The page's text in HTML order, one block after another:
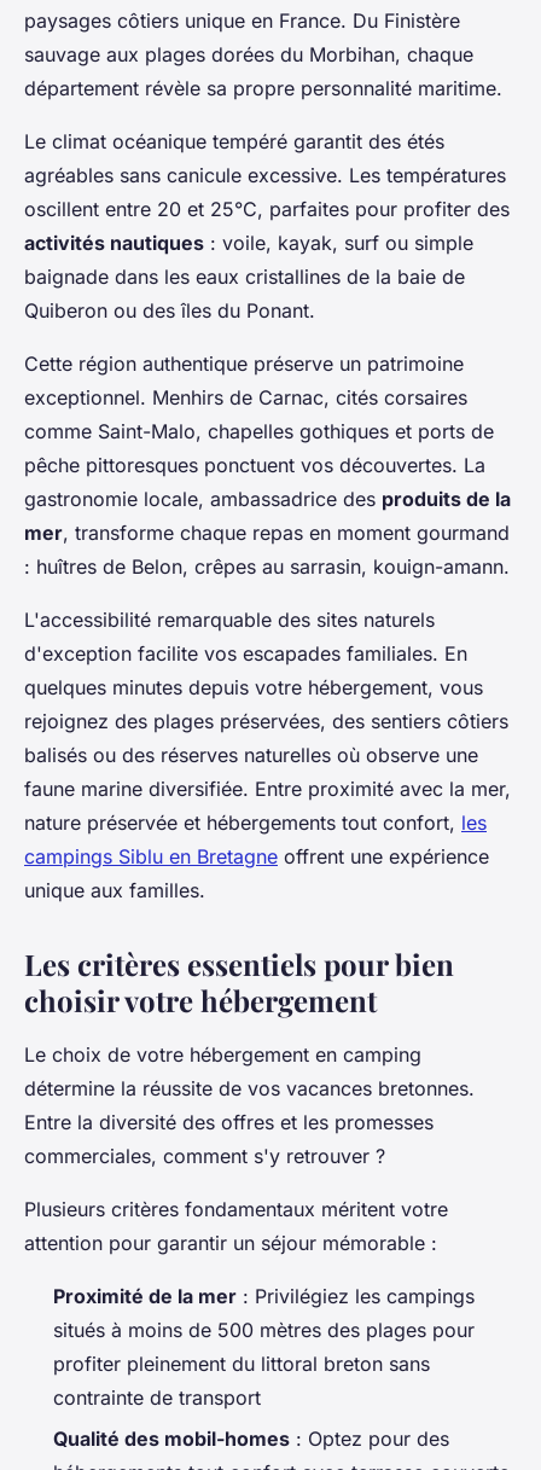
paysages côtiers unique en France. Du Finistère
sauvage aux plages dorées du Morbihan, chaque
département révèle sa propre personnalité maritime.
Le climat océanique tempéré garantit des étés
agréables sans canicule excessive. Les températures
oscillent entre 20 et 25°C, parfaites pour profiter des
activités nautiques : voile, kayak, surf ou simple
baignade dans les eaux cristallines de la baie de
Quiberon ou des îles du Ponant.
Cette région authentique préserve un patrimoine
exceptionnel. Menhirs de Carnac, cités corsaires
comme Saint-Malo, chapelles gothiques et ports de
pêche pittoresques ponctuent vos découvertes. La
gastronomie locale, ambassadrice des produits de la
mer, transforme chaque repas en moment gourmand
: huîtres de Belon, crêpes au sarrasin, kouign-amann.
L'accessibilité remarquable des sites naturels
d'exception facilite vos escapades familiales. En
quelques minutes depuis votre hébergement, vous
rejoignez des plages préservées, des sentiers côtiers
balisés ou des réserves naturelles où observe une
faune marine diversifiée. Entre proximité avec la mer,
nature préservée et hébergements tout confort, les
campings Siblu en Bretagne offrent une expérience
unique aux familles.
Les critères essentiels pour bien
choisir votre hébergement
Le choix de votre hébergement en camping
détermine la réussite de vos vacances bretonnes.
Entre la diversité des offres et les promesses
commerciales, comment s'y retrouver ?
Plusieurs critères fondamentaux méritent votre
attention pour garantir un séjour mémorable :
Proximité de la mer : Privilégiez les campings
situés à moins de 500 mètres des plages pour
profiter pleinement du littoral breton sans
contrainte de transport
Qualité des mobil-homes : Optez pour des